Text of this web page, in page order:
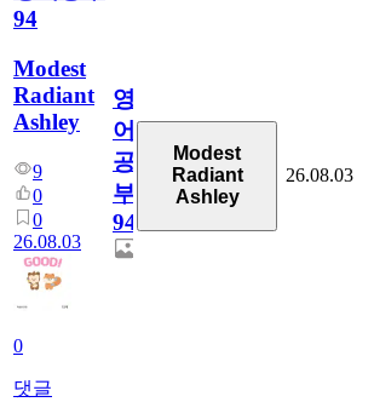
94
Modest
Radiant
Ashley
9
0
0
26.08.03
0
댓글
영
어
공
부
94
Modest
Radiant
Ashley
26.08.03